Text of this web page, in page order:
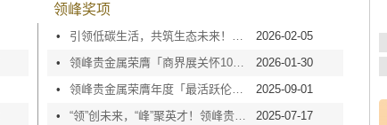
领峰奖项
•
2026-02-05
•
2026-01-30
•
2025-09-01
•
2025-07-17